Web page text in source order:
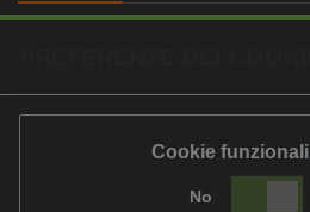
Cookie funzionali
No